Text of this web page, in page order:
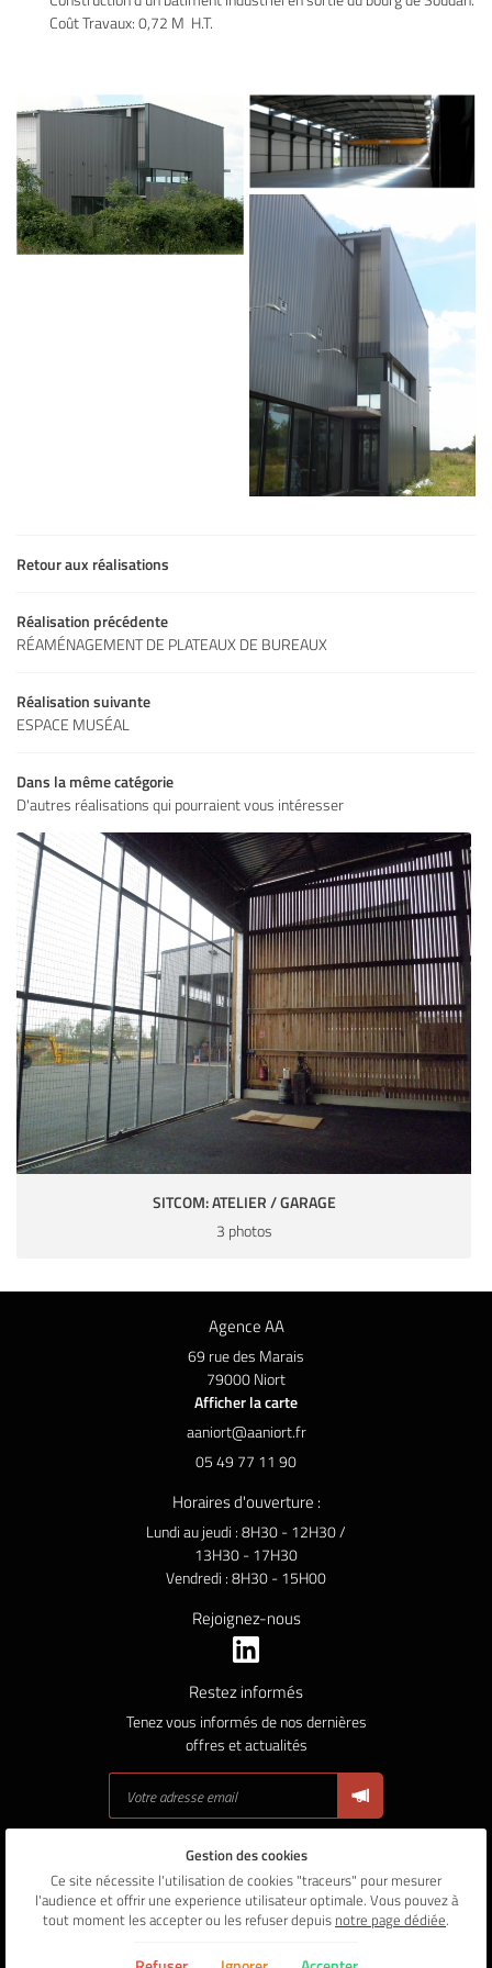
DÉMARCHES
RÉALISATIONS
ACTUALITÉS
CONTACT
INSCRIPTION
Rejoignez-
Coût Travaux: 0,72 M  H.T.
Retour aux réalisations
Réalisation précédente
RÉAMÉNAGEMENT DE PLATEAUX DE BUREAUX
Réalisation suivante
ESPACE MUSÉAL
Dans la même catégorie
D'autres réalisations qui pourraient vous intéresser
SITCOM: ATELIER / GARAGE
3 photos
Agence AA
69 rue des Marais
79000 Niort
Afficher la carte
05 49 77 11 90
Horaires d'ouverture :
Lundi au jeudi : 8H30 - 12H30 /
13H30 - 17H30
Vendredi : 8H30 - 15H00
Rejoignez-nous
Restez informés
Tenez vous informés de nos dernières
offres et actualités
Mentions Légales
Conditions générales d'utilisation
Politique de confidentialité
Gestion des cookies
Gestion des cookies
Ce site nécessite l'utilisation de cookies "traceurs" pour mesurer
l'audience et offrir une experience utilisateur optimale. Vous pouvez à
tout moment les accepter ou les refuser depuis notre page dédiée.